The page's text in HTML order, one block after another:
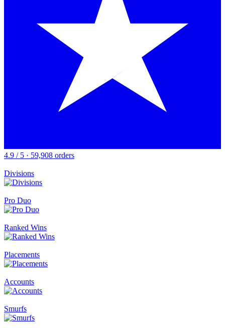
4.9 / 5 · 59,908 orders
Divisions
Pro Duo
Ranked Wins
Placements
Accounts
Smurfs